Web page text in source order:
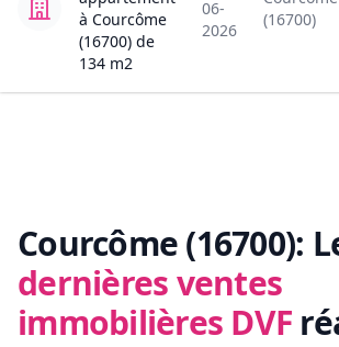
à Courcôme
(16700) de
134 m2
06-
2026
(16700)
Courcôme (16700):
dernières ventes
immobilières DVF